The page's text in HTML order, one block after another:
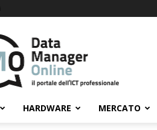
Data
Manager
Online
HARDWARE MERCATO